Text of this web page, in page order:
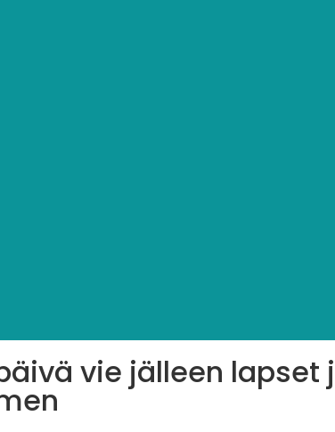
vie jälleen lapset